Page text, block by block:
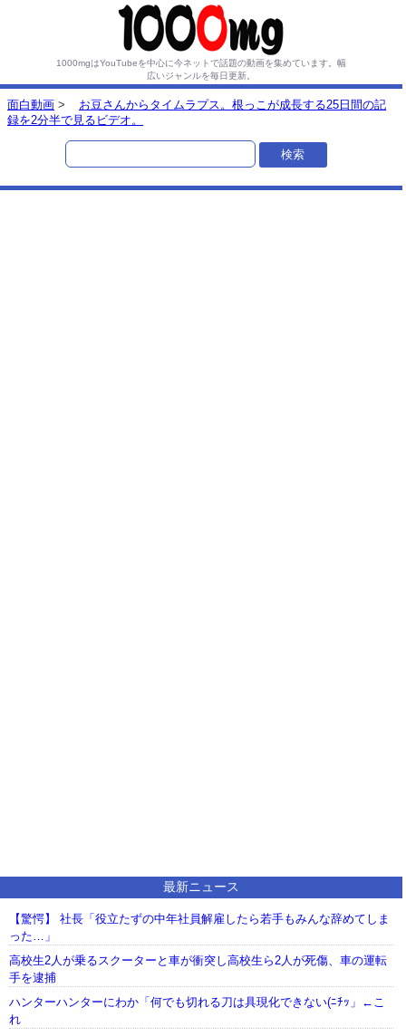
1000mgはYouTubeを中心に今ネットで話題の動画を集めています。 幅
広いジャンルを毎日更新。
面白動画 >
お豆さんからタイムラプス。根っこが成長する25日間の記
録を2分半で見るビデオ。
最新ニュース
【驚愕】 社長「役立たずの中年社員解雇したら若手もみんな辞めてしま
った…」
高校生2人が乗るスクーターと車が衝突し高校生ら2人が死傷、車の運転
手を逮捕
ハンターハンターにわか「何でも切れる刀は具現化できない(ﾆﾁｯ」←こ
れ